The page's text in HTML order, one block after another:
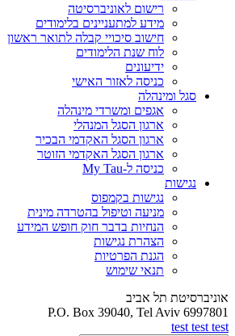
רישום לאוניברסיטה
מידע למתעניינים בלימודים
חישוב סיכויי קבלה לתואר ראשון
לוח שנת הלימודים
ידיעונים
כניסה לאזור האישי
סגל ומינהלה
אגפים ומשרדי מינהלה
ארגון הסגל המנהלי
ארגון הסגל האקדמי הבכיר
ארגון הסגל האקדמי הזוטר
כניסה ל-My Tau
נגישות
נגישות בקמפוס
מניעה וטיפול בהטרדה מינית
הנחיות בדבר חוק חופש המידע
הצהרת נגישות
הגנת הפרטיות
תנאי שימוש
אוניברסיטת תל אביב
P.O. Box 39040, Tel Aviv 6997801
test test test